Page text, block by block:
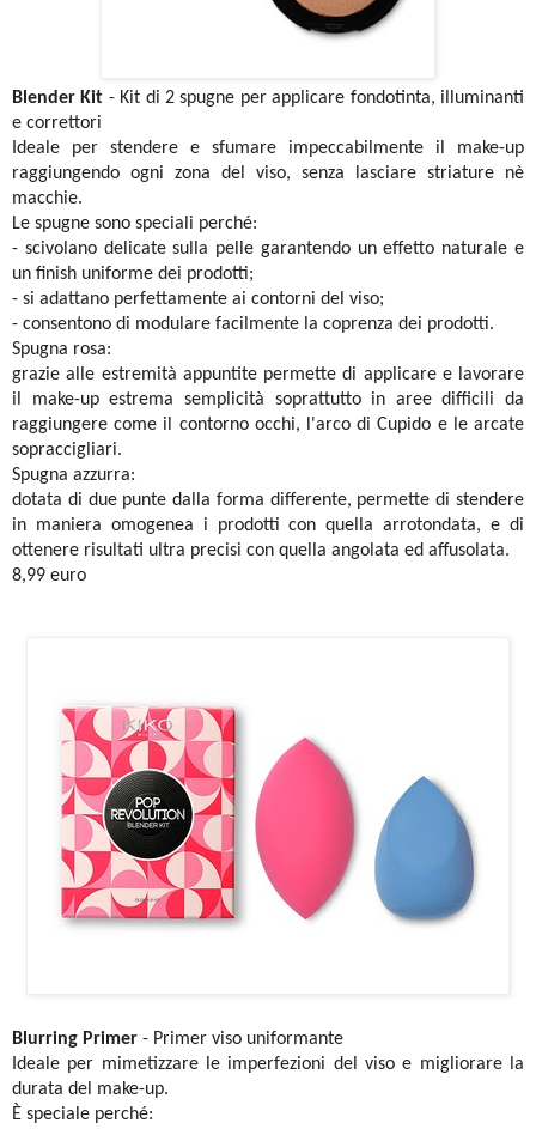
Blender Kit - Kit di 2 spugne per applicare fondotinta, illuminanti
e correttori
Ideale per stendere e sfumare impeccabilmente il make-up
raggiungendo ogni zona del viso, senza lasciare striature nè
macchie.
Le spugne sono speciali perché:
- scivolano delicate sulla pelle garantendo un effetto naturale e
un finish uniforme dei prodotti;
- si adattano perfettamente ai contorni del viso;
- consentono di modulare facilmente la coprenza dei prodotti.
Spugna rosa:
grazie alle estremità appuntite permette di applicare e lavorare
il make-up estrema semplicità soprattutto in aree difficili da
raggiungere come il contorno occhi, l'arco di Cupido e le arcate
sopraccigliari.
Spugna azzurra:
dotata di due punte dalla forma differente, permette di stendere
in maniera omogenea i prodotti con quella arrotondata, e di
ottenere risultati ultra precisi con quella angolata ed affusolata.
8,99 euro
Blurring Primer - Primer viso uniformante
Ideale per mimetizzare le imperfezioni del viso e migliorare la
durata del make-up.
È speciale perché: